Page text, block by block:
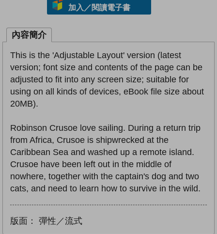
加入／閱讀電子書
內容簡介
This is the 'Adjustable Layout' version (latest
version; font size and contents of the page can be
adjusted to fit into any screen size; suitable for
using on all kinds of devices, eBook file size about
20MB).
Robinson Crusoe love sailing. During a return trip
from Africa, Crusoe is shipwrecked at the
Caribbean Sea and washed up a remote island.
Crusoe have been left out in the middle of
nowhere, together with the captain's dog and two
cats, and need to learn how to survive in the wild.
版面： 彈性／流式